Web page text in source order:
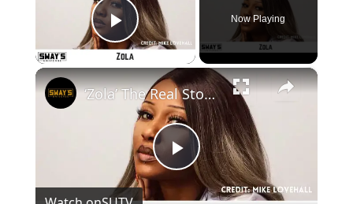
Play Video
Now Playing
×
Play
‘Zola’ The Real Story Behind the Greatest Stripper Saga Ever Tweeted